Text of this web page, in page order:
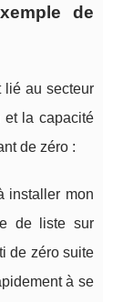
de
lié au secteur
et la capacité
de zéro :
installer mon
de liste sur
de zéro suite
à se